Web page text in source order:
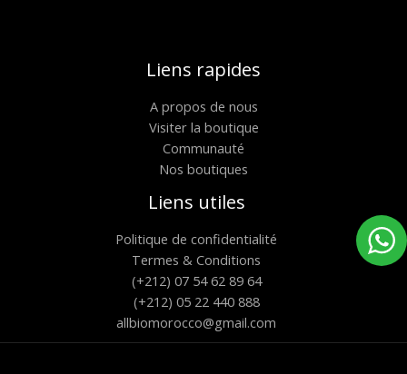
Liens rapides
A propos de nous
Visiter la boutique
Communauté
Nos boutiques
Liens utiles
Politique de confidentialité
Termes & Conditions
(+212) 07 54 62 89 64
(+212) 05 22 440 888
allbiomorocco@gmail.com